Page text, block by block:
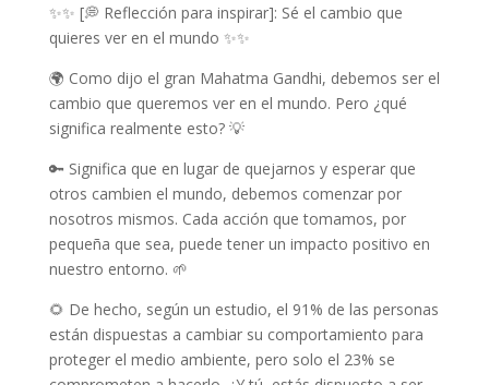
✨✨ [💭 Reflección para inspirar]: Sé el cambio que
quieres ver en el mundo ✨✨
🌍 Como dijo el gran Mahatma Gandhi, debemos ser el
cambio que queremos ver en el mundo. Pero ¿qué
significa realmente esto? 💡
🔑 Significa que en lugar de quejarnos y esperar que
otros cambien el mundo, debemos comenzar por
nosotros mismos. Cada acción que tomamos, por
pequeña que sea, puede tener un impacto positivo en
nuestro entorno. 🌱
🌻 De hecho, según un estudio, el 91% de las personas
están dispuestas a cambiar su comportamiento para
proteger el medio ambiente, pero solo el 23% se